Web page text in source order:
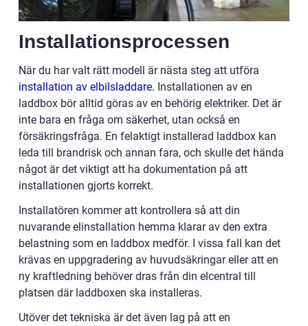
Installationsprocessen
När du har valt rätt modell är nästa steg att utföra
installation av elbilsladdare. Installationen av en
laddbox bör alltid göras av en behörig elektriker. Det är
inte bara en fråga om säkerhet, utan också en
försäkringsfråga. En felaktigt installerad laddbox kan
leda till brandrisk och annan fara, och skulle det hända
något är det viktigt att ha dokumentation på att
installationen gjorts korrekt.
Installatören kommer att kontrollera så att din
nuvarande elinstallation hemma klarar av den extra
belastning som en laddbox medför. I vissa fall kan det
krävas en uppgradering av huvudsäkringar eller att en
ny kraftledning behöver dras från din elcentral till
platsen där laddboxen ska installeras.
Utöver det tekniska är det även lag på att en